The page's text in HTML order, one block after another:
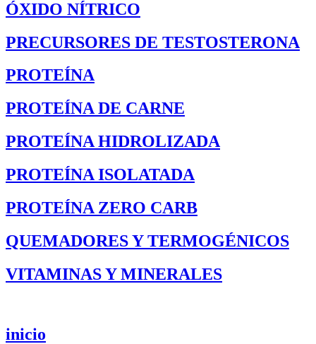
ÓXIDO NÍTRICO
PRECURSORES DE TESTOSTERONA
PROTEÍNA
PROTEÍNA DE CARNE
PROTEÍNA HIDROLIZADA
PROTEÍNA ISOLATADA
PROTEÍNA ZERO CARB
QUEMADORES Y TERMOGÉNICOS
VITAMINAS Y MINERALES
inicio